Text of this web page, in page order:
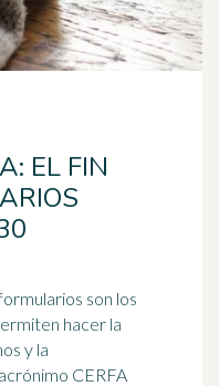
EL FIN
hacer la
y la
acrónimo CERFA